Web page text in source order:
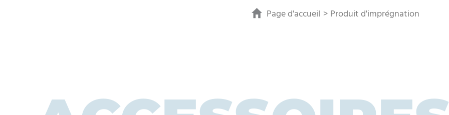
Page d'accueil Produit d'imprégnation